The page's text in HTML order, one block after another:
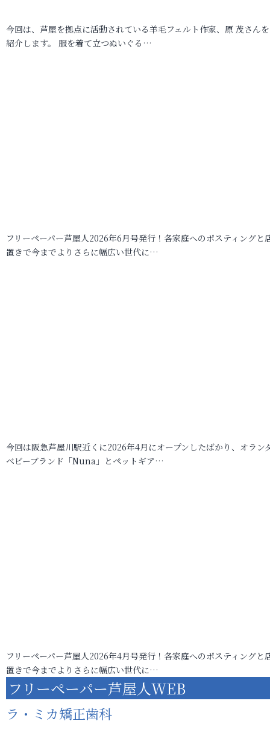
今回は、芦屋を拠点に活動されている羊毛フェルト作家、原 茂さん
紹介します。 服を着て立つぬいぐる…
フリーペーパー芦屋人2026年6月号発行！各家庭へのポスティングと
置きで今までよりさらに幅広い世代に…
今回は阪急芦屋川駅近くに2026年4月にオープンしたばかり、オラン
ベビーブランド「Nuna」とペットギア…
フリーペーパー芦屋人2026年4月号発行！各家庭へのポスティングと
置きで今までよりさらに幅広い世代に…
フリーペーパー芦屋人WEB
ラ・ミカ矯正歯科